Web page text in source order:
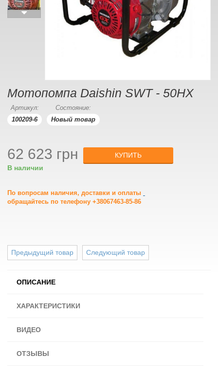
Мотопомпа Daishin SWT - 50HX
Артикул:
100209-6
Состояние:
Новый товар
62 623 грн
В наличии
КУПИТЬ
По вопросам наличия, доставки и оплаты
обращайтесь по телефону +38067463-85-86
Следующий товар
Предыдущий товар
ОПИСАНИЕ
ХАРАКТЕРИСТИКИ
ВИДЕО
ОТЗЫВЫ